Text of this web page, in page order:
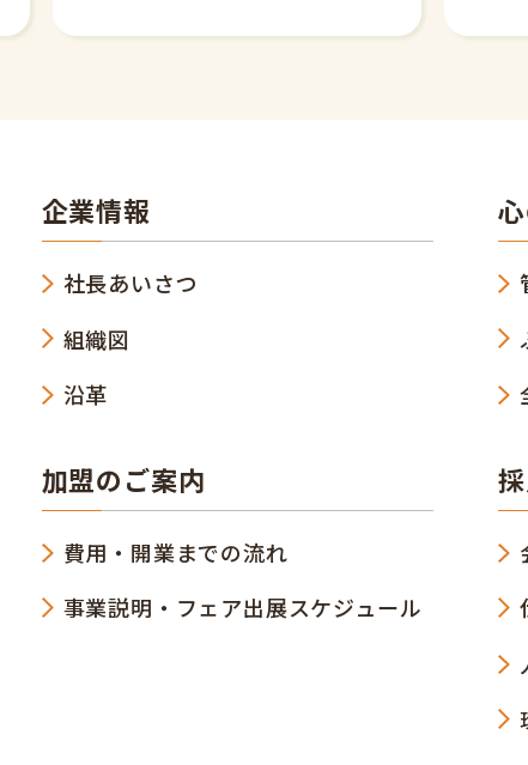
企業情報
社長あいさつ
組織図
沿革
加盟のご案内
費用・開業までの流れ
事業説明・フェア出展スケジュール